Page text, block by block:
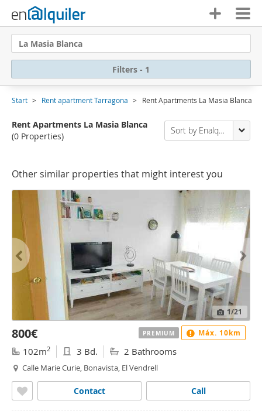
La Masia Blanca
Filters - 1
Start Rent apartment Tarragona Rent Apartments La Masia Blanca
Rent Apartments La Masia Blanca
(0 Properties)
Sort by Enalquiler
Other similar properties that might interest you
1/21
800€
102m2 3 Bd. 2 Bathrooms
Calle Marie Curie, Bonavista, El Vendrell
Call
Contact
PREMIUM Máx. 10km